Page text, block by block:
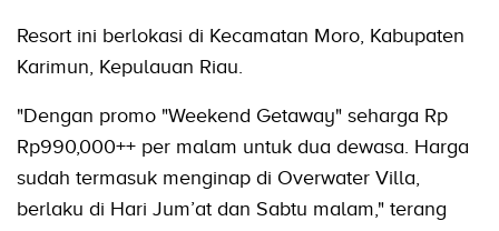
Resort ini berlokasi di Kecamatan Moro, Kabupaten
Karimun, Kepulauan Riau.
"Dengan promo "Weekend Getaway" seharga Rp
Rp990,000++ per malam untuk dua dewasa. Harga
sudah termasuk menginap di Overwater Villa,
berlaku di Hari Jum’at dan Sabtu malam," terang